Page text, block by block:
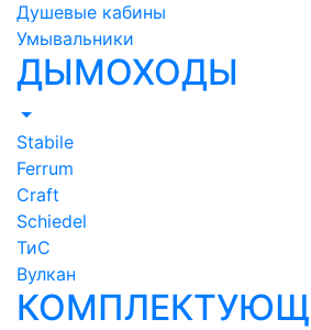
Душевые кабины
Умывальники
ДЫМОХОДЫ
Stabile
Ferrum
Craft
Schiedel
ТиС
Вулкан